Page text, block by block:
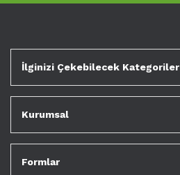
İlginizi Çekebilecek Kategoriler
Kurumsal
Formlar